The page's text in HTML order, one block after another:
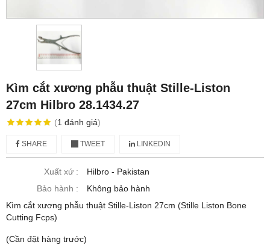
Kìm cắt xương phẫu thuật Stille-Liston
27cm Hilbro 28.1434.27
(1 đánh giá)
SHARE TWEET LINKEDIN
Xuất xứ :
Hilbro - Pakistan
Bảo hành :
Không bảo hành
Kìm cắt xương phẫu thuật Stille-Liston 27cm (Stille Liston Bone
Cutting Fcps)
(Cần đặt hàng trước)